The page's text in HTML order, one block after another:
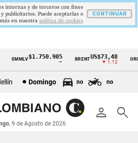
SMMLV$1.750.905 BRENTUS$73,48
▼ 1.12
ORO
Domingo no no
person search
, 9 de Agosto de 2026
internas y de terceros con fines
publicitarios. Puede aceptarlas o
en nuestra politica de cookies
CONTINUAR